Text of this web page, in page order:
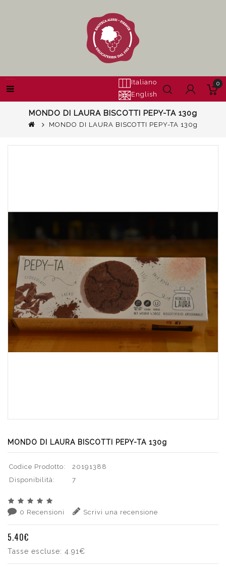
Italiano
English
0
MONDO DI LAURA BISCOTTI PEPY-TA 130g
MONDO DI LAURA BISCOTTI PEPY-TA 130g
MONDO DI LAURA BISCOTTI PEPY-TA 130g
Codice Prodotto:
20191388
Disponibilità:
7
0 Recensioni Scrivi una recensione
5.40€
Tasse escluse: 4.91€